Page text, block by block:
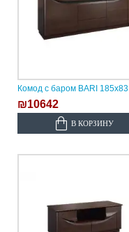
Комод с баром BARI 185х83
₪10642
В КОРЗИНУ